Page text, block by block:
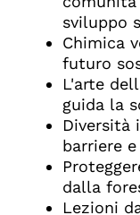
sviluppo
Chimica
futuro
L'arte
guida la
Diversità
barriere
dalla
Lezioni